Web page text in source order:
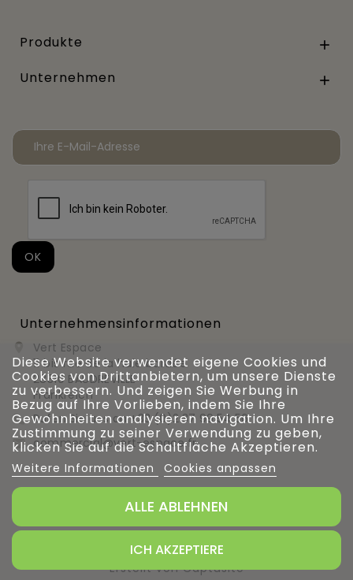
Produkte 
Unternehmen 
Unternehmensinformationen

Vert Espace
11 bis rue de la haie bardée
28310 BAUDREVILLE
Frankreich
 Rufen Sie uns an +33 (0)2 37 99 54 56
 commercial@vert-espace.fr
Diese Website verwendet eigene Cookies und
Cookies von Drittanbietern, um unsere Dienste
zu verbessern. Und zeigen Sie Werbung in
Bezug auf Ihre Vorlieben, indem Sie Ihre
Gewohnheiten analysieren navigation. Um Ihre
Zustimmung zu seiner Verwendung zu geben,
klicken Sie auf die Schaltfläche Akzeptieren.
Weitere Informationen Cookies anpassen
ALLE ABLEHNEN
ICH AKZEPTIERE
Erstellt von Captusite